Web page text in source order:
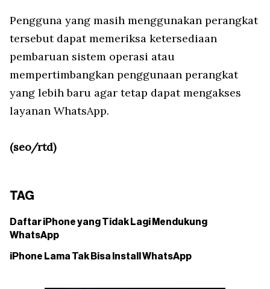
Pengguna yang masih menggunakan perangkat
tersebut dapat memeriksa ketersediaan
pembaruan sistem operasi atau
mempertimbangkan penggunaan perangkat
yang lebih baru agar tetap dapat mengakses
layanan WhatsApp.
(seo/rtd)
TAG
Daftar iPhone yang Tidak Lagi Mendukung
WhatsApp
iPhone Lama Tak Bisa Install WhatsApp